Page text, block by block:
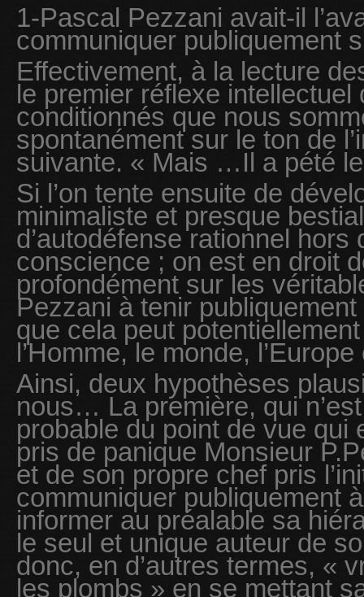
1-Pascal Pezzani avait-il
communiquer publiquement
Effectivement, à la lecture
le premier réflexe
conditionnés que nous
spontanément sur le ton de
suivante. « Mais …Il a pété
Si l’on tente ensuite de
minimaliste et presque
d’autodéfense rationnel
conscience ; on est en droit
profondément sur les
Pezzani à tenir
que cela peut
l’Homme, le monde,
Ainsi, deux hypothèses
nous… La première, qui
probable du point de vue qui
pris de panique Monsieur
et de son propre chef pris
communiquer publiquement
informer au préalable sa
le seul et unique auteur de
donc, en d’autres termes, «
les plombs » en se mettant